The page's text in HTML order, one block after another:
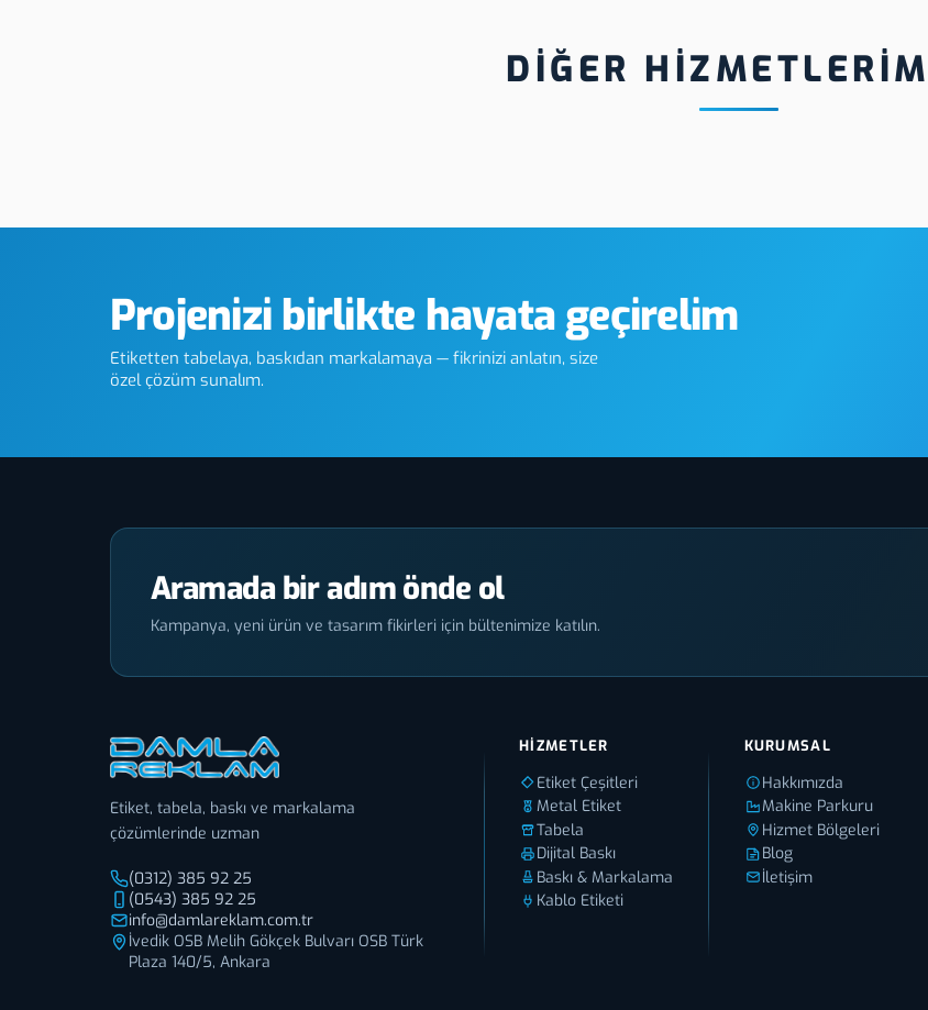
DİĞER
Projenizi birlikte hayata geçirelim
Etiketten tabelaya, baskıdan markalamaya — fikrinizi anlatın, size
özel çözüm sunalım.
Aramada bir adım önde ol
Kampanya, yeni ürün ve tasarım fikirleri için bültenimize katılın.
Etiket, tabela, baskı ve markalama
çözümlerinde uzman
(0312) 385 92 25
(0543) 385 92 25
info@damlareklam.com.tr
İvedik OSB Melih Gökçek Bulvarı OSB Türk
Plaza 140/5, Ankara
HIZMETLER
Etiket Çeşitleri
Metal Etiket
Tabela
Dijital Baskı
Baskı & Markalama
Kablo Etiketi
KURUMSAL
Hakkımızda
Makine Parkuru
Hizmet Bölgeleri
Blog
İletişim